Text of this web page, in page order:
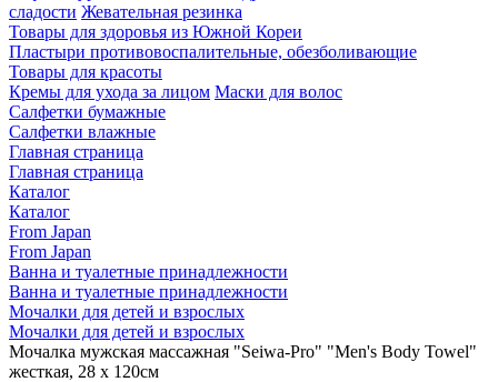
сладости Жевательная резинка
Товары для здоровья из Южной Кореи
Пластыри противовоспалительные, обезболивающие
Товары для красоты
Кремы для ухода за лицом Маски для волос
Салфетки бумажные
Салфетки влажные
Главная страница
Главная страница
Каталог
Каталог
From Japan
From Japan
Ванна и туалетные принадлежности
Ванна и туалетные принадлежности
Мочалки для детей и взрослых
Мочалки для детей и взрослых
Мочалка мужская массажная "Seiwa-Pro" "Men's Body Towel"
жесткая, 28 х 120см